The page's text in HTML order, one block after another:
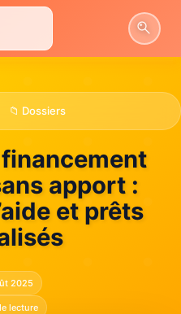
📁 Dossiers
apport :
et prêts
2025
lecture